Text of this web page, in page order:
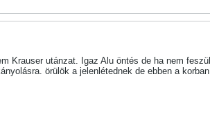
Krauser utánzat. Igaz Alu öntés de ha nem feszül
örülök a jelenlétednek de ebben a korban